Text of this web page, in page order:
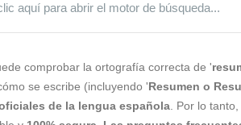
aquí para abrir el motor de búsqueda...
comprobar la ortografía correcta de '
se escribe (incluyendo 'Resumen o
de la lengua española . Por lo